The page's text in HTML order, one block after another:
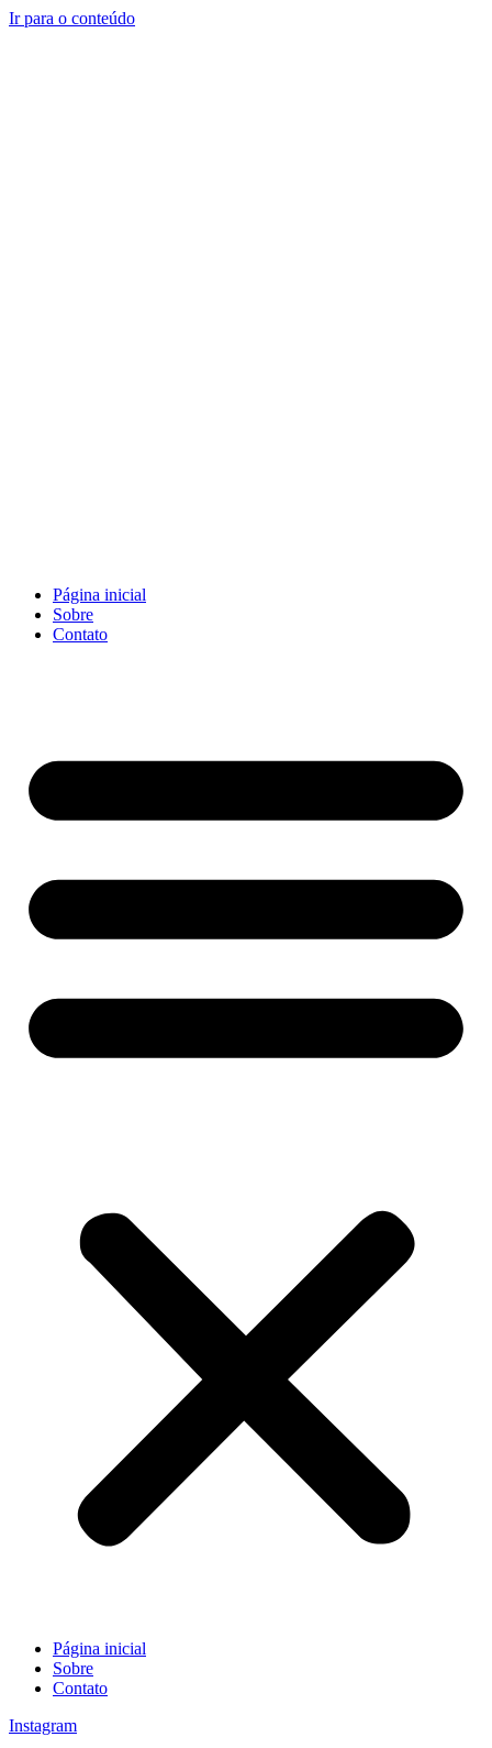
Ir para o conteúdo
Página inicial
Sobre
Contato
Página inicial
Sobre
Contato
Instagram